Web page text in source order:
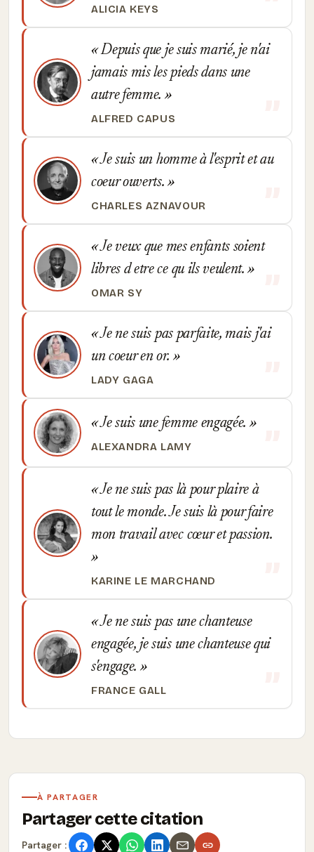
ALICIA KEYS
Depuis que je suis marié, je n'ai
jamais mis les pieds dans une
autre femme.
ALFRED CAPUS
Je suis un homme à l'esprit et au
coeur ouverts.
CHARLES AZNAVOUR
Je veux que mes enfants soient
libres d etre ce qu ils veulent.
OMAR SY
Je ne suis pas parfaite, mais j'ai
un coeur en or.
LADY GAGA
Je suis une femme engagée.
ALEXANDRA LAMY
Je ne suis pas là pour plaire à
tout le monde. Je suis là pour faire
mon travail avec cœur et passion.
KARINE LE MARCHAND
Je ne suis pas une chanteuse
engagée, je suis une chanteuse qui
s'engage.
FRANCE GALL
À PARTAGER
Partager cette citation
Partager :